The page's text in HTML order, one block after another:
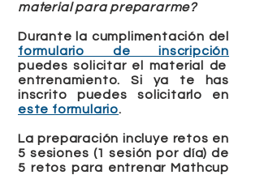
material para prepararme?
Durante la cumplimentación del
formulario de inscripción
puedes solicitar el material de
entrenamiento. Si ya te has
inscrito puedes solicitarlo en
este formulario.
La preparación incluye retos en
5 sesiones (1 sesión por día) de
5 retos para entrenar Mathcup